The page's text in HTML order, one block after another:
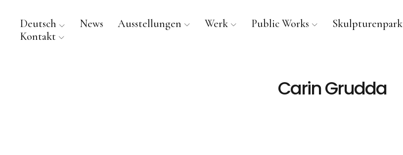
Deutsch News Ausstellungen Werk Public Works Skulpturenpark
Kontakt
Carin Grudda